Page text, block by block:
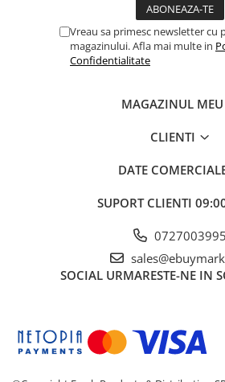
Vreau sa primesc newsletter cu
magazinului. Afla mai multe in
Confidentialitate
MAGAZINUL MEU
CLIENTI
DATE
SUPORT CLIENTI
0727003995
SOCIAL URMARESTE-NE IN